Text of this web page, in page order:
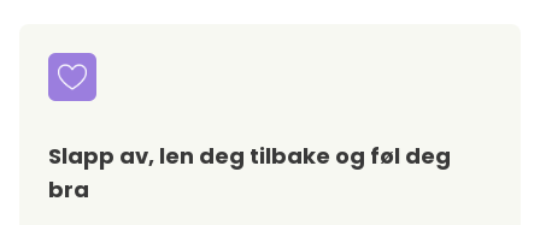
Slapp av, len deg tilbake og føl deg
bra